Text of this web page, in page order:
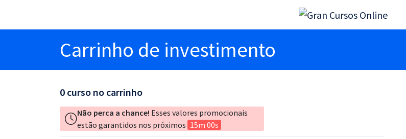
Carrinho de investimento
0 curso no carrinho
Não perca a chance! Esses valores promocionais
estão garantidos nos próximos 15m 00s